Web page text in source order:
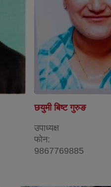
छयुमी बिष्ट गुरुङ
उपाध्यक्ष
फोन:
9867769885